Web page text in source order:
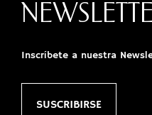
Inscríbete a nuestra
SUSCRIBIRSE